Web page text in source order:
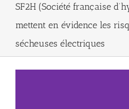
SF2H (Société française
mettent en évidence les
sécheuses électriques